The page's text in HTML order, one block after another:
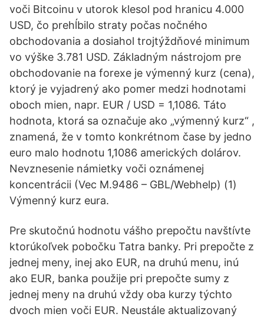
voči Bitcoinu v utorok klesol pod hranicu 4.000
USD, čo prehĺbilo straty počas nočného
obchodovania a dosiahol trojtýždňové minimum
vo výške 3.781 USD. Základným nástrojom pre
obchodovanie na forexe je výmenný kurz (cena),
ktorý je vyjadrený ako pomer medzi hodnotami
oboch mien, napr. EUR / USD = 1,1086. Táto
hodnota, ktorá sa označuje ako „výmenný kurz“ ,
znamená, že v tomto konkrétnom čase by jedno
euro malo hodnotu 1,1086 amerických dolárov.
Nevznesenie námietky voči oznámenej
koncentrácii (Vec M.9486 – GBL/Webhelp) (1)
Výmenný kurz eura.
Pre skutočnú hodnotu vášho prepočtu navštívte
ktorúkoľvek pobočku Tatra banky. Pri prepočte z
jednej meny, inej ako EUR, na druhú menu, inú
ako EUR, banka použije pri prepočte sumy z
jednej meny na druhú vždy oba kurzy týchto
dvoch mien voči EUR. Neustále aktualizovaný